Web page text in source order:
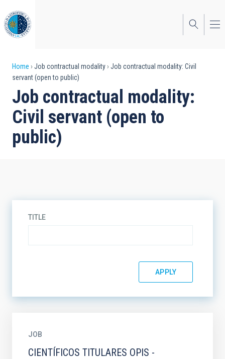
to
main
content
Breadcrumb
Home Job contractual modality
Job contractual modality: Civil
servant (open to public)
Job contractual modality:
Civil servant (open to
public)
TITLE
JOB
CIENTÍFICOS TITULARES OPIS -